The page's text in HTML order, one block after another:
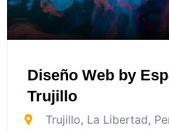
Diseño Web by
Trujillo
Trujillo, La Libertad,